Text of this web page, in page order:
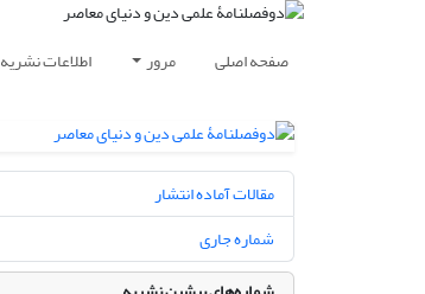
صفحه اصلی مرور اطلاعات نشریه
مقالات آماده انتشار
شماره جاری